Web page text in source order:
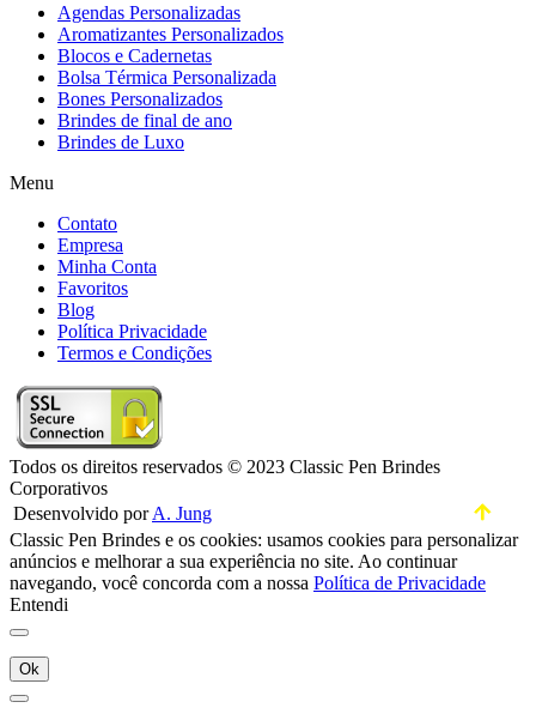
Agendas Personalizadas
Aromatizantes Personalizados
Blocos e Cadernetas
Bolsa Térmica Personalizada
Bones Personalizados
Brindes de final de ano
Brindes de Luxo
Menu
Contato
Empresa
Minha Conta
Favoritos
Blog
Política Privacidade
Termos e Condições
Todos os direitos reservados © 2023 Classic Pen Brindes
Corporativos
Desenvolvido porA. Jung
Classic Pen Brindes e os cookies: usamos cookies para personalizar
anúncios e melhorar a sua experiência no site. Ao continuar
navegando, você concorda com a nossa Política de Privacidade
Entendi
Ok